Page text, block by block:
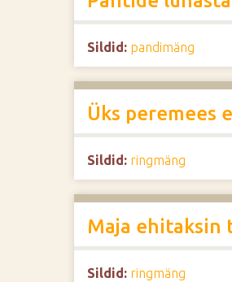
Sildid: pandimäng
Üks peremees
Sildid: ringmäng
Maja ehitaksin
Sildid: ringmäng